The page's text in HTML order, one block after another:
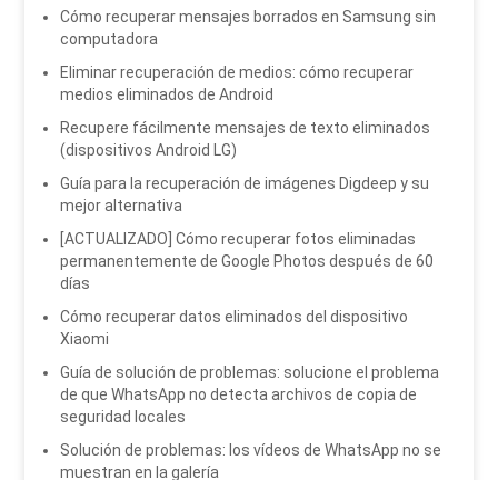
Cómo recuperar mensajes borrados en Samsung sin
computadora
Eliminar recuperación de medios: cómo recuperar
medios eliminados de Android
Recupere fácilmente mensajes de texto eliminados
(dispositivos Android LG)
Guía para la recuperación de imágenes Digdeep y su
mejor alternativa
[ACTUALIZADO] Cómo recuperar fotos eliminadas
permanentemente de Google Photos después de 60
días
Cómo recuperar datos eliminados del dispositivo
Xiaomi
Guía de solución de problemas: solucione el problema
de que WhatsApp no ​​detecta archivos de copia de
seguridad locales
Solución de problemas: los vídeos de WhatsApp no ​​se
muestran en la galería